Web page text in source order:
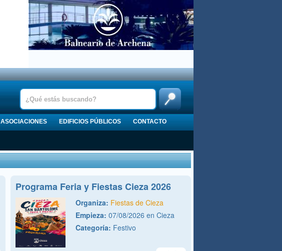
ASOCIACIONES EDIFICIOS PÚBLICOS CONTACTO
Programa Feria y Fiestas Cieza 2026
Organiza: Fiestas de Cieza
Empieza: 07/08/2026 en Cieza
Categoría: Festivo